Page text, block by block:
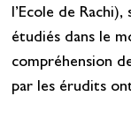
l’Ecole de
étudiés dans le
compréhension
par les érudits